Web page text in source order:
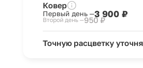
Ковер
Первый день —3 900 ₽
Второй день —950 ₽
Точную расцветку